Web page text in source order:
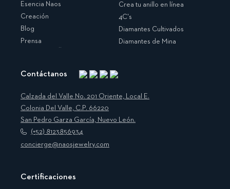
Esencia Naos
Creación
Blog
Prensa
Crea tu anillo en línea
4C's
Diamantes Cultivados
Diamantes de Mina
Contáctanos
Instagram
Facebook
Translation
missing:
es.general.social.links.linkedin
Pinterest
Calzada del Valle No. 201 Oriente, Local E.
Colonia Del Valle, C.P. 66220
San Pedro Garza García, Nuevo León.
(+52) 8123856934
concierge@naosjewelry.com
Certificaciones